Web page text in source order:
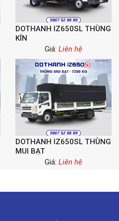
DOTHANH IZ650SL THÙNG
KÍN
Giá: Liên hệ
DOTHANH IZ650SL THÙNG
MUI BẠT
Giá: Liên hệ